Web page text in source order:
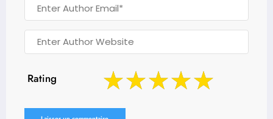
Rating